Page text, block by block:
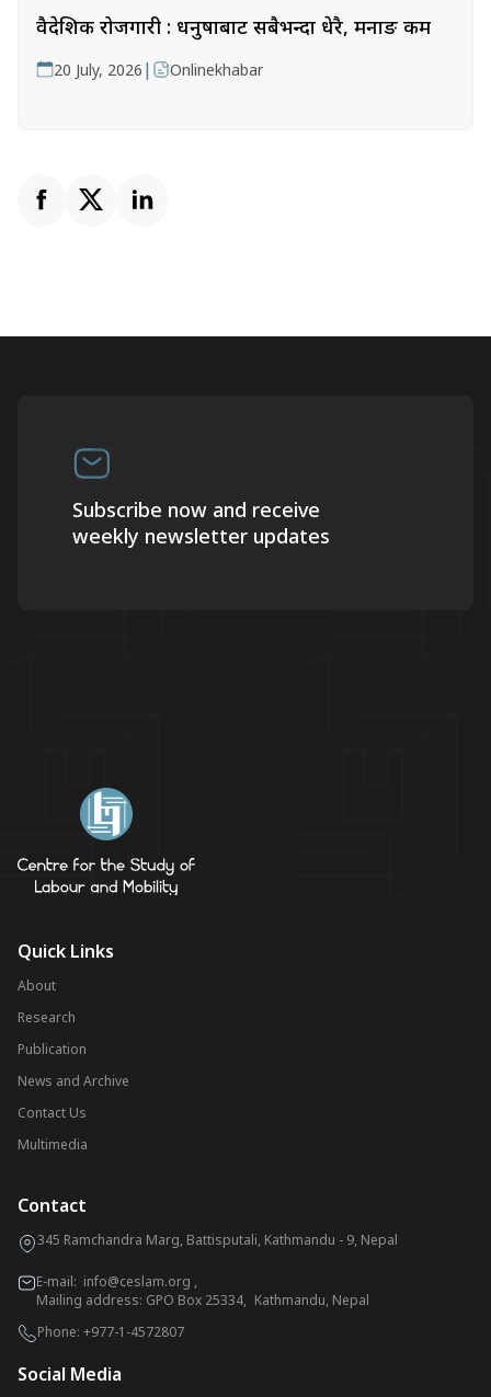
वैदेशिक रोजगारी : धनुषाबाट सबैभन्दा धेरै, मनाङ कम
20 July, 2026 | Onlinekhabar
Subscribe now and receive
weekly newsletter updates
Quick Links
About
Research
Publication
News and Archive
Contact Us
Multimedia
Contact
345 Ramchandra Marg, Battisputali, Kathmandu - 9, Nepal
E-mail: info@ceslam.org ,
Mailing address: GPO Box 25334, Kathmandu, Nepal
Phone: +977-1-4572807
Social Media